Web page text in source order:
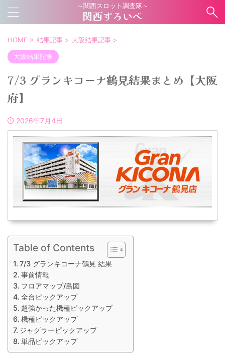
～関西スロット調査隊～
関西すろいべ
HOME > 結果記事 > 大阪結果記事 >
大阪結果記事
7/3 グランキコーナ鶴見結果まとめ【大阪
府】
2026年7月4日
Table of Contents
7/3 グランキコーナ鶴見 結果
事前情報
フロアマップ/島図
全台ピックアップ
超強かった機種ピックアップ
機種ピックアップ
ジャグラーピックアップ
単品ピックアップ